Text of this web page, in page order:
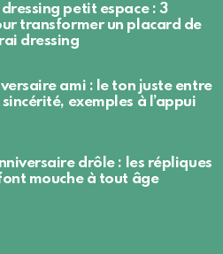
petit espace : 3
transformer un placard de
dressing
ami : le ton juste entre
exemples à l’appui
drôle : les répliques
mouche à tout âge